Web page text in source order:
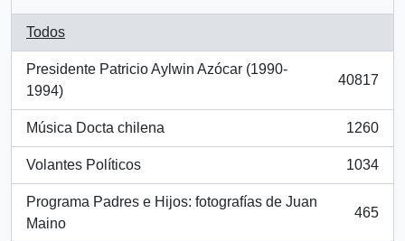
Todos
Presidente Patricio Aylwin Azócar (1990-
1994)
, 40817 resultados
40817
Música Docta chilena
, 1260 resultados
1260
Volantes Políticos
, 1034 resultados
1034
Programa Padres e Hijos: fotografías de Juan
Maino
, 465 resultados
465